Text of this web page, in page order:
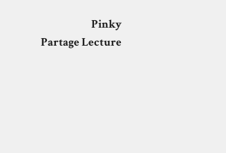
Pinky
Partage Lecture